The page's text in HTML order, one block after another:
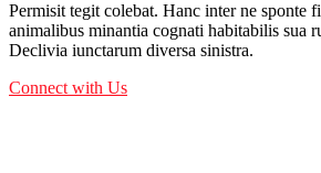
Permisit tegit colebat. Hanc inter ne sponte
animalibus minantia cognati habitabilis sua
Declivia iunctarum diversa sinistra.
Connect with Us